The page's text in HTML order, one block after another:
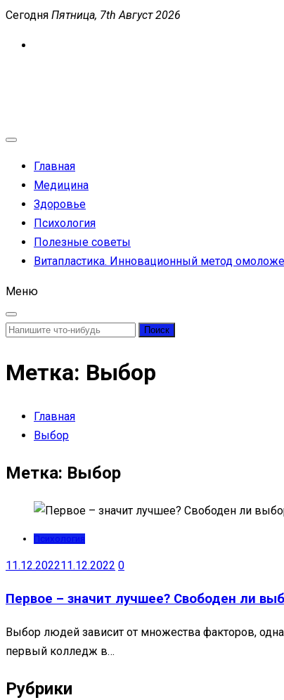
Перейти
Сегодня Пятница, 7th Август 2026
Главная
Медицина
Здоровье
Психология
Полезные советы
Витапластика. Инновационный метод
Меню
Найти:
Метка: Выбор
Главная
Выбор
Метка: Выбор
Психология
11.12.202211.12.2022 0
Первое – значит лучшее? Свободен ли
Выбор людей зависит от множества факторов,
первый колледж в…
Рубрики